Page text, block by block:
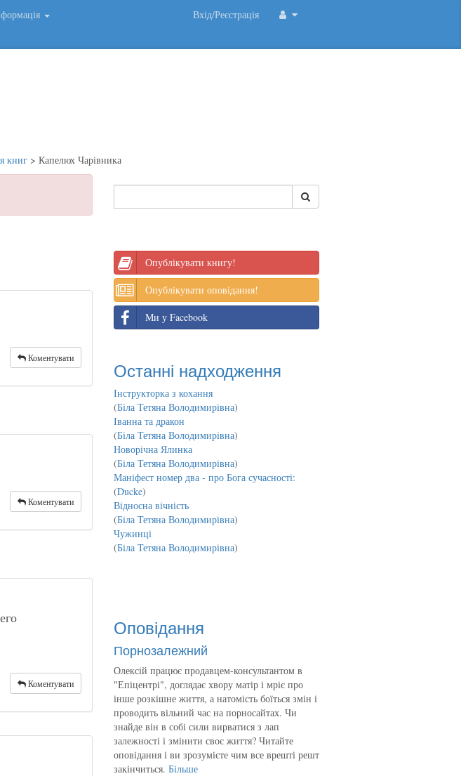
Вхід/Реєстрація
книг > Капелюх Чарівника
Коментувати
Коментувати
Коментувати
Опублікувати книгу!
Опублікувати оповідання!
Ми у Facebook
Останні надходження
Інструкторка з кохання
(Біла Тетяна Володимирівна)
Іванна та дракон
(Біла Тетяна Володимирівна)
Новорічна Ялинка
(Біла Тетяна Володимирівна)
Маніфест номер два - про Бога сучасності:
(Ducke)
Відносна вічність
(Біла Тетяна Володимирівна)
Чужинці
(Біла Тетяна Володимирівна)
Оповідання
Порнозалежний
Олексій працює продавцем-консультантом в
"Епіцентрі", доглядає хвору матір і мріє про
інше розкішне життя, а натомість боїться змін і
проводить вільний час на порносайтах. Чи
знайде він в собі сили вирватися з лап
залежності і змінити своє життя? Читайте
оповідання і ви зрозумієте чим все врешті решт
закінчиться. Більше